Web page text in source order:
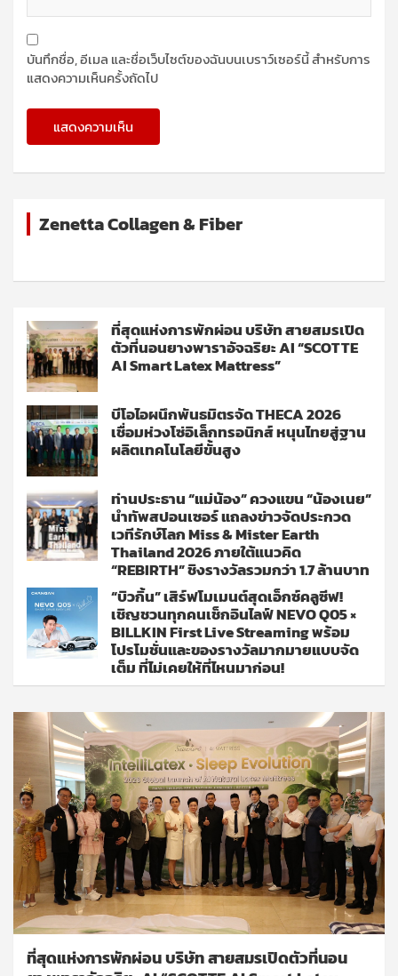
บันทึกชื่อ, อีเมล และชื่อเว็บไซต์ของฉันบนเบราว์เซอร์นี้ สำหรับการ
แสดงความเห็นครั้งถัดไป
Zenetta Collagen & Fiber
ที่สุดแห่งการพักผ่อน บริษัท สายสมรเปิด
ตัวที่นอนยางพาราอัจฉริยะ AI “SCOTTE
AI Smart Latex Mattress”
บีโอไอผนึกพันธมิตรจัด THECA 2026
เชื่อมห่วงโซ่อิเล็กทรอนิกส์ หนุนไทยสู่ฐาน
ผลิตเทคโนโลยีขั้นสูง
ท่านประธาน “แม่น้อง” ควงแขน “น้องเนย”
นำทัพสปอนเซอร์ แถลงข่าวจัดประกวด
เวทีรักษ์โลก Miss & Mister Earth
Thailand 2026 ภายใต้แนวคิด
“REBIRTH” ชิงรางวัลรวมกว่า 1.7 ล้านบาท
“บิวกิ้น” เสิร์ฟโมเมนต์สุดเอ็กซ์คลูซีฟ!
เชิญชวนทุกคนเช็กอินไลฟ์ NEVO Q05 ×
BILLKIN First Live Streaming พร้อม
โปรโมชั่นและของรางวัลมากมายแบบจัด
เต็ม ที่ไม่เคยให้ที่ไหนมาก่อน!
ที่สุดแห่งการพักผ่อน บริษัท สายสมรเปิดตัวที่นอน